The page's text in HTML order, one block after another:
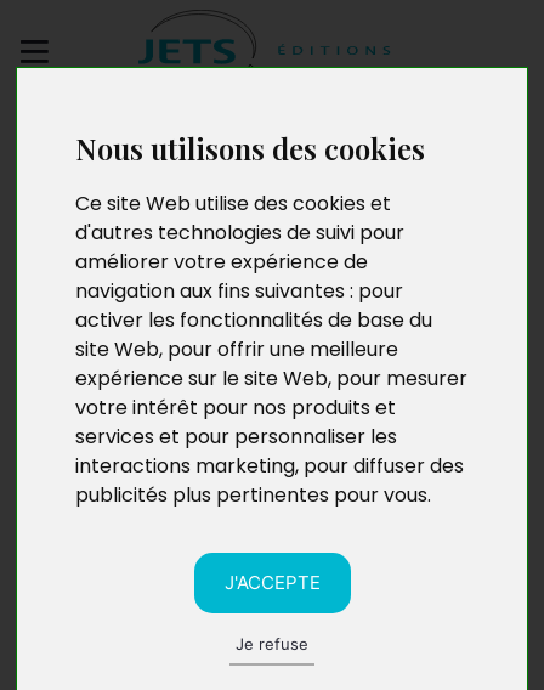
Nous utilisons des cookies
Ce site Web utilise des cookies et
d'autres technologies de suivi pour
améliorer votre expérience de
navigation aux fins suivantes : pour
activer les fonctionnalités de base du
site Web, pour offrir une meilleure
expérience sur le site Web, pour mesurer
votre intérêt pour nos produits et
services et pour personnaliser les
interactions marketing, pour diffuser des
publicités plus pertinentes pour vous.
J'ACCEPTE
Je refuse
manuscrit
Le pouvoir de voir et
d’écouter